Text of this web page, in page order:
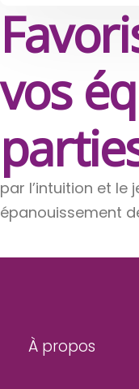
vos
par l’intuition et
épanouissement
À propos